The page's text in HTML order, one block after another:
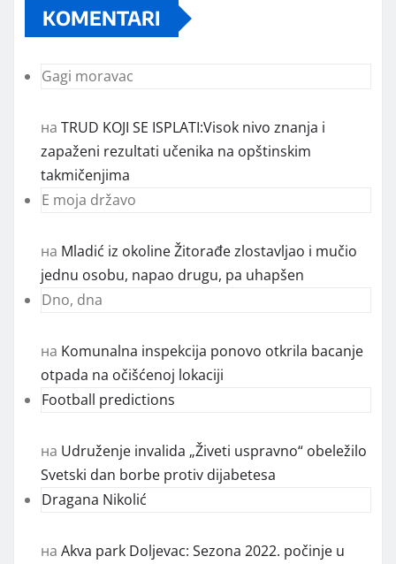
KOMENTARI
Gagi moravac
на TRUD KOJI SE ISPLATI:Visok nivo znanja i
zapaženi rezultati učenika na opštinskim
takmičenjima
E moja državo
на Mladić iz okoline Žitorađe zlostavljao i mučio
jednu osobu, napao drugu, pa uhapšen
Dno, dna
на Komunalna inspekcija ponovo otkrila bacanje
otpada na očišćenoj lokaciji
Football predictions
на Udruženje invalida „Živeti uspravno“ obeležilo
Svetski dan borbe protiv dijabetesa
Dragana Nikolić
на Akva park Doljevac: Sezona 2022. počinje u